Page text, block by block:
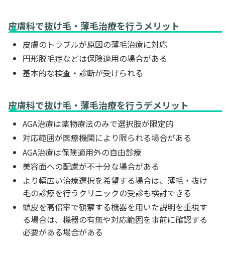
皮膚科で抜け毛・薄毛治療を行うメリット
皮膚のトラブルが原因の薄毛治療に対応
円形脱毛症などは保険適用の場合がある
基本的な検査・診断が受けられる
皮膚科で抜け毛・薄毛治療を行うデメリット
AGA治療は薬物療法のみで選択肢が限定的
対応範囲が医療機関により限られる場合がある
AGA治療は保険適用外の自由診療
美容面への配慮が不十分な場合がある
より幅広い治療選択を希望する場合は、薄毛・抜け
毛の診療を行うクリニックの受診も検討できる
頭皮を高倍率で観察する機器を用いた説明を重視す
る場合は、機器の有無や対応範囲を事前に確認する
必要がある場合がある